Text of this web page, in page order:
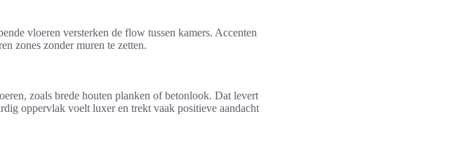
vloeren versterken de flow tussen kamers. Accenten
zones zonder muren te zetten.
zoals brede houten planken of betonlook. Dat levert
oppervlak voelt luxer en trekt vaak positieve aandacht